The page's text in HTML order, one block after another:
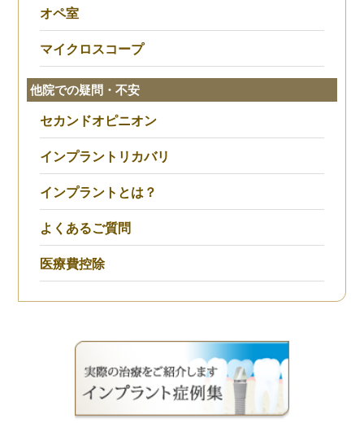
オペ室
マイクロスコープ
他院での疑問・不安
セカンドオピニオン
インプラントリカバリ
インプラントとは？
よくあるご質問
医療費控除